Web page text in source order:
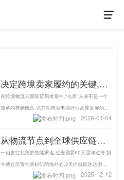
决定跨境卖家履约的关键,海
外仓的重要性正在被重新评
估-易仓科技
在跨境物流与国际贸易体系中,"仓库"从来不是一个
简单的存储概念.尤其在跨境电商行业高速发展的当
下,海外仓凭借其深刻影响着跨境卖家的履约效率\成
项”.
2026-01-04
从物流节点到全球供应链中
枢,海外仓驱动跨境电商的出
海引擎-易仓科技
一箱发往北美的智能家电,过去需要60天漂洋过海,如
今通过前置在洛杉矶的海外仓,3天内就能送达消费
者手中--这不仅是速度的提升,更是中国跨境电商全
2025-12-12